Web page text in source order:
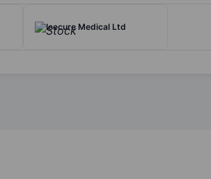
Icecure Medical Ltd